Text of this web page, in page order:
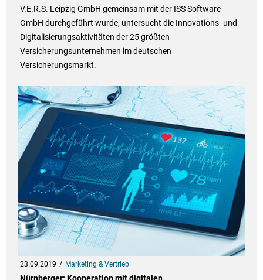
V.E.R.S. Leipzig GmbH gemeinsam mit der ISS Software
GmbH durchgeführt wurde, untersucht die Innovations- und
Digitalisierungsaktivitäten der 25 größten
Versicherungsunternehmen im deutschen
Versicherungsmarkt.
23.09.2019 Marketing & Vertrieb
Nürnberger: Kooperation mit digitalen